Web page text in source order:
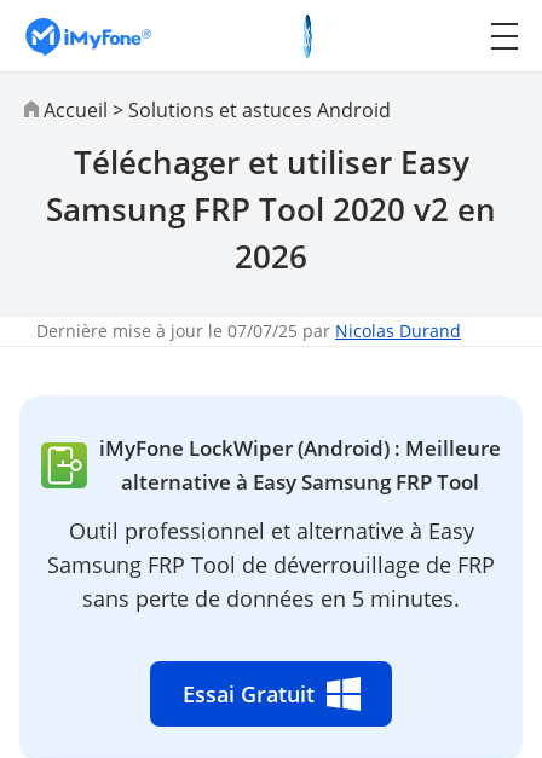
Accueil >Solutions et astuces Android
Téléchager et utiliser Easy
Samsung FRP Tool 2020 v2 en
2026
Dernière mise à jour le 07/07/25 par Nicolas Durand
iMyFone LockWiper (Android) : Meilleure
alternative à Easy Samsung FRP Tool
Outil professionnel et alternative à Easy
Samsung FRP Tool de déverrouillage de FRP
sans perte de données en 5 minutes.
Essai Gratuit